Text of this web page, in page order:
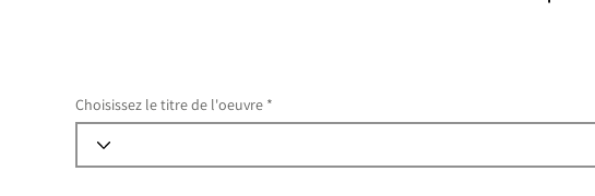
Choisissez le titre de l'oeuvre